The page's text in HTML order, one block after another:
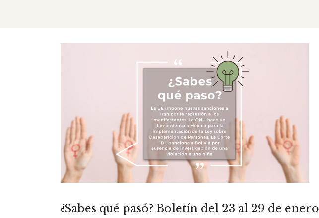
¿Sabes qué pasó? Boletín del 23 al 29 de enero